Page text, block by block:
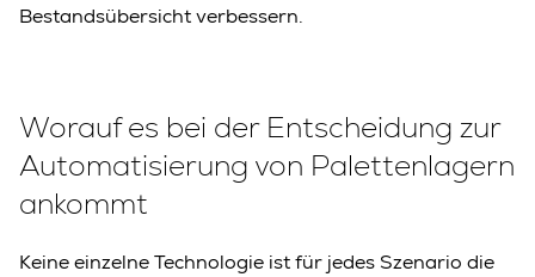
Bestandsübersicht verbessern.
Worauf es bei der Entscheidung zur
Automatisierung von Palettenlagern
ankommt
Keine einzelne Technologie ist für jedes Szenario die